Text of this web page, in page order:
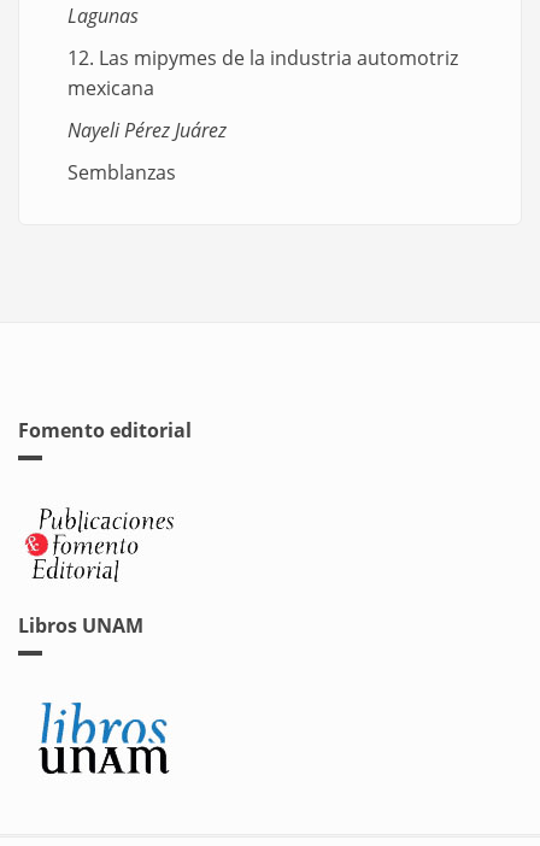
Lagunas
12. Las mipymes de la industria automotriz
mexicana
Nayeli Pérez Juárez
Semblanzas
Fomento editorial
Libros UNAM